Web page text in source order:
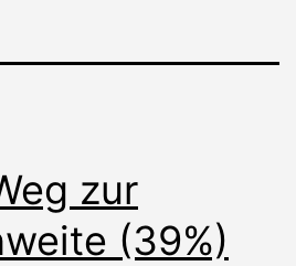
zur
(39%)